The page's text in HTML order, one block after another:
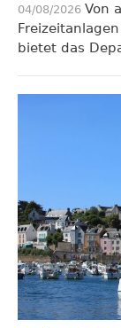
04/08/2026 Von
bietet das